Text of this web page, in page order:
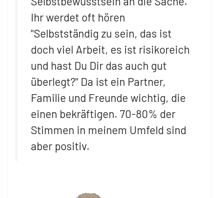
Ihr werdet oft hören
"Selbstständig zu sein, das ist
doch viel Arbeit, es ist risikoreich
und hast Du Dir das auch gut
überlegt?" Da ist ein Partner,
Familie und Freunde wichtig, die
einen bekräftigen. 70-80% der
Stimmen in meinem Umfeld sind
aber positiv.